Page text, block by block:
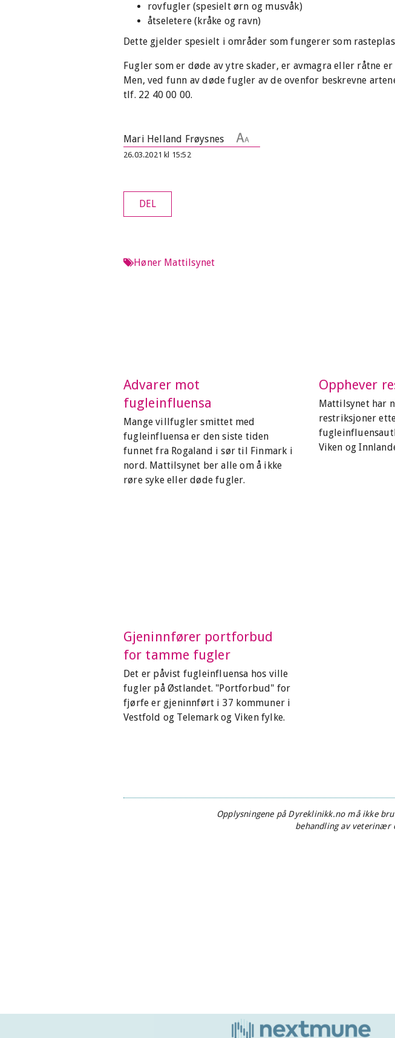
rovfugler (spesielt ørn og musvåk)
åtseletere (kråke og ravn)
Dette gjelder spesielt i områder som fungerer som
Fugler som er døde av ytre skader, er avmagra eller råtne
Men, ved funn av døde fugler av de ovenfor beskrevne
tlf. 22 40 00 00.
Mari Helland Frøysnes
26.03.2021 kl 15:52
DEL
Høner Mattilsynet
Advarer mot
fugleinfluensa
Mange villfugler smittet med
fugleinfluensa er den siste tiden
funnet fra Rogaland i sør til Finmark i
nord. Mattilsynet ber alle om å ikke
røre syke eller døde fugler.
Opphever
Mattilsynet har
restriksjoner
Viken og
Gjeninnfører portforbud
for tamme fugler
Det er påvist fugleinfluensa hos ville
fugler på Østlandet. "Portforbud" for
fjørfe er gjeninnført i 37 kommuner i
Vestfold og Telemark og Viken fylke.
Opplysningene på Dyreklinikk.no må ikke
behandling av veterinær